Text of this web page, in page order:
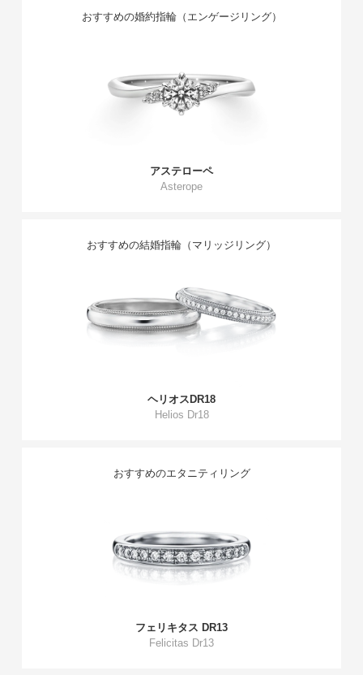
おすすめの婚約指輪（エンゲージリング）
アステローペ
Asterope
おすすめの結婚指輪（マリッジリング）
ヘリオスDR18
Helios Dr18
おすすめのエタニティリング
フェリキタス DR13
Felicitas Dr13